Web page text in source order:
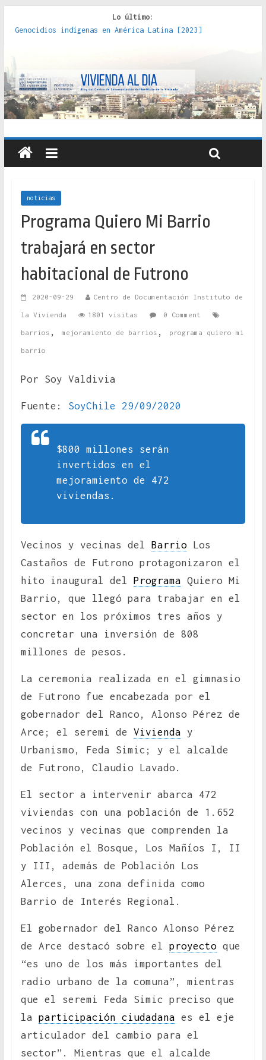
Lo último:
Genocidios indígenas en América Latina [2023]
políticas, prácticas y representaciones [2022]
crítica de las fronteras latinoamericanas [2020]
Criterios técnicos para una vivienda adecuada [2019]
Red de consultorios de la Caja del Seguro Obrero en
Santiago : un patrimonio emblemático [2014]
noticias
Programa Quiero Mi Barrio
trabajará en sector
habitacional de Futrono
2020-09-29 Centro de Documentación Instituto de
la Vivienda 1801 visitas 0 Comment
barrios , mejoramiento de barrios , programa quiero mi
barrio
Por Soy Valdivia
Fuente: SoyChile 29/09/2020
$800 millones serán
invertidos en el
mejoramiento de 472
viviendas.
Vecinos y vecinas del BarrioLos
Castaños de Futrono protagonizaron el
hito inaugural del Programa Quiero Mi
Barrio, que llegó para trabajar en el
sector en los próximos tres años y
concretar una inversión de 808
millones de pesos.
La ceremonia realizada en el gimnasio
de Futrono fue encabezada por el
gobernador del Ranco, Alonso Pérez de
Arce; el seremi de Vivienda y
Urbanismo, Feda Simic; y el alcalde
de Futrono, Claudio Lavado.
El sector a intervenir abarca 472
viviendas con una población de 1.652
vecinos y vecinas que comprenden la
Población el Bosque, Los Mañíos I, II
y III, además de Población Los
Alerces, una zona definida como
Barrio de Interés Regional.
El gobernador del Ranco Alonso Pérez
de Arce destacó sobre el proyectoque
“es uno de los más importantes del
radio urbano de la comuna”, mientras
que el seremi Feda Simic preciso que
la participación ciudadana es el eje
articulador del cambio para el
sector”. Mientras que el alcalde